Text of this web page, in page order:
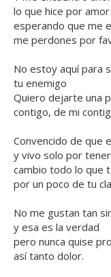
lo que hice por amor
esperando que me
me perdones por
No estoy aquí para
tu enemigo
Quiero dejarte una
contigo, de mi
Convencido de que
y vivo solo por
cambio todo lo que
por un poco de tu
No me gustan tan
y esa es la verdad
pero nunca quise
así tanto dolor.